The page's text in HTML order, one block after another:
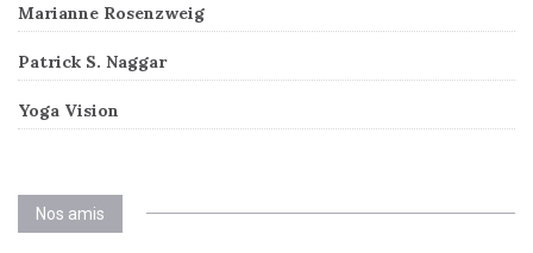
Marianne Rosenzweig
Patrick S. Naggar
Yoga Vision
Nos amis